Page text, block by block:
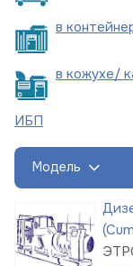
в
в кожухе/
ИБП
Модель